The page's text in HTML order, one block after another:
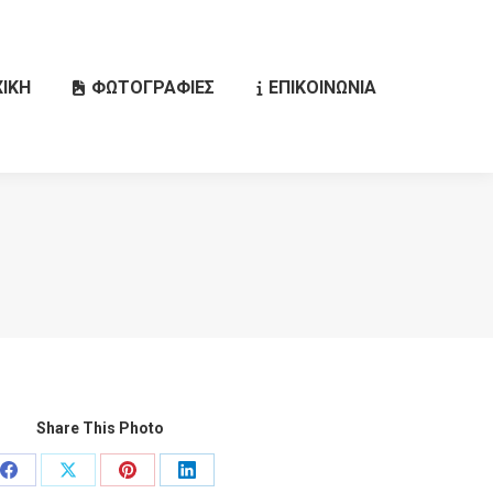
ΦΩΤΟΓΡΑΦΙΕΣ ΕΠΙΚΟΙΝΩΝΙΑ
Share This Photo
Share Share Share Share